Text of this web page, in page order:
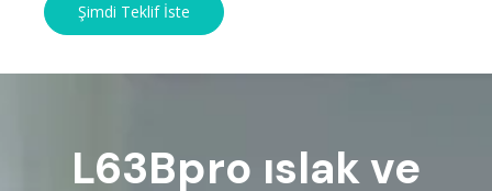
Şimdi Teklif İste
L63Bpro ıslak ve